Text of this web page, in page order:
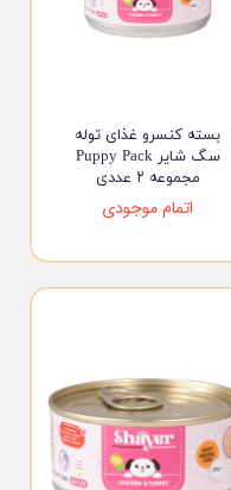
بسته کنسرو غذای توله
سگ شایر Puppy Pack
مجموعه ۲ عددی
اتمام موجودی